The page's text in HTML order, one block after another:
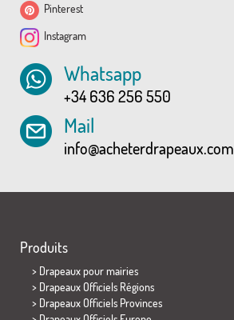
Pinterest
Instagram
Whatsapp
+34 636 256 550
Mail
info@acheterdrapeaux.com
Produits
> Drapeaux pour mairies
> Drapeaux Officiels Régions
> Drapeaux Officiels Provinces